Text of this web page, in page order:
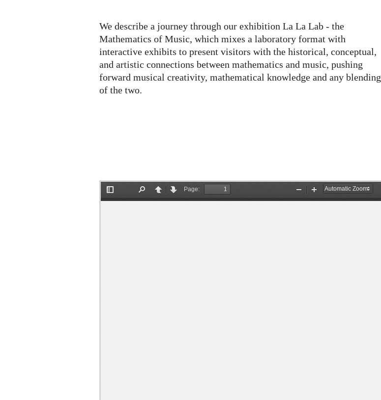
Music
We describe a journey through our exhibition La La Lab - the
Mathematics of Music, which mixes a laboratory format with
interactive exhibits to present visitors with the historical, conceptual,
and artistic connections between mathematics and music, pushing
forward musical creativity, mathematical knowledge and any blending
of the two.